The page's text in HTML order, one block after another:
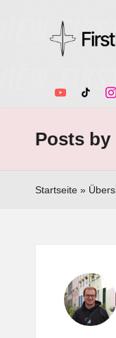
s
R
Tests,
Home
–
YouTubeTikTok
Posts by
Startseite »